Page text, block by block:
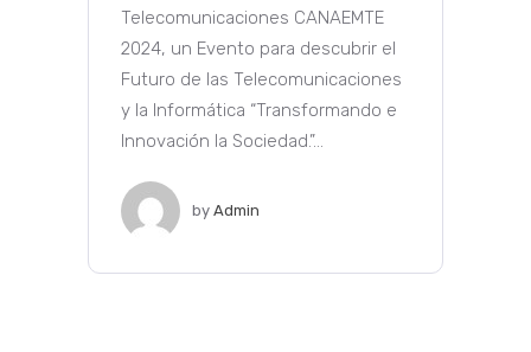
Telecomunicaciones CANAEMTE
2024, un Evento para descubrir el
Futuro de las Telecomunicaciones
y la Informática “Transformando e
Innovación la Sociedad.”...
by Admin